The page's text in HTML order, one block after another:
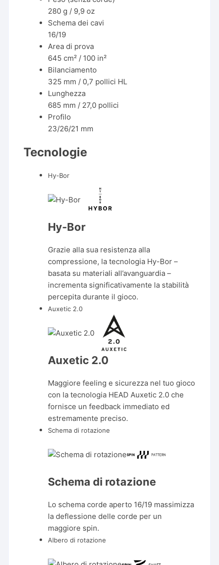
280 g / 9,9 oz
Schema dei cavi
16/19
Area di prova
645 cm² / 100 in²
Bilanciamento
325 mm / 0,7 pollici HL
Lunghezza
685 mm / 27,0 pollici
Profilo
23/26/21 mm
Tecnologie
Hy-Bor
Hy-Bor
Grazie alla sua resistenza alla
compressione, la tecnologia Hy-Bor –
basata su materiali all’avanguardia –
incrementa significativamente la stabilità
percepita durante il gioco.
Auxetic 2.0
Auxetic 2.0
Maggiore feeling e sicurezza nel tuo gioco
con la tecnologia HEAD Auxetic 2.0 che
fornisce un feedback immediato ed
estremamente preciso.
Schema di rotazione
Schema di rotazione
Lo schema corde aperto 16/19 massimizza
la deflessione delle corde per un
maggiore spin.
Albero di rotazione